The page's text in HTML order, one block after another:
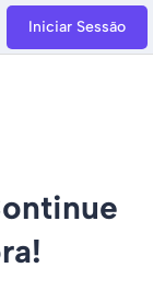
Iniciar Sessão